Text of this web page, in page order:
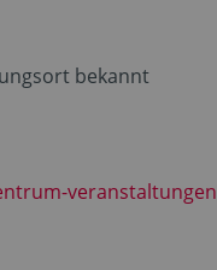
bekannt
veranstaltungen